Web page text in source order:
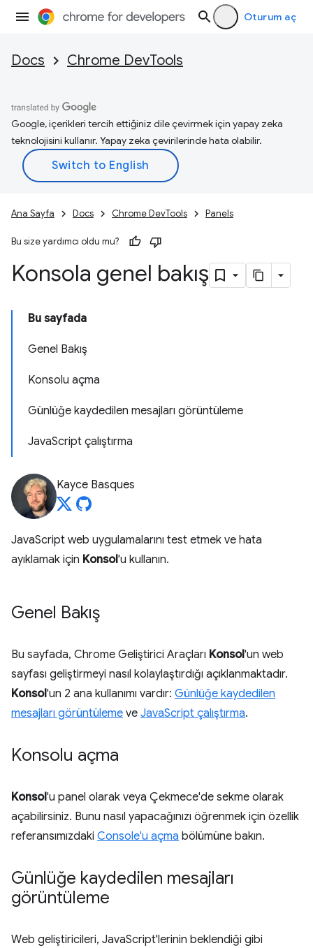
Oturum aç
Docs Chrome DevTools
Google, içerikleri tercih ettiğiniz dile çevirmek için yapay zeka
teknolojisini kullanır. Yapay zeka çevirilerinde hata olabilir.
Ana Sayfa Docs Chrome DevTools Panels
Bu size yardımcı oldu mu?
Konsola genel bakış
Bu sayfada
Genel Bakış
Konsolu açma
Günlüğe kaydedilen mesajları görüntüleme
JavaScript çalıştırma
Kayce Basques
JavaScript web uygulamalarını test etmek ve hata
ayıklamak için Konsol'u kullanın.
Genel Bakış
Bu sayfada, Chrome Geliştirici Araçları Konsol'un web
sayfası geliştirmeyi nasıl kolaylaştırdığı açıklanmaktadır.
Konsol'un 2 ana kullanımı vardır: Günlüğe kaydedilen
mesajları görüntüleme ve JavaScript çalıştırma.
Konsolu açma
Konsol'u panel olarak veya Çekmece'de sekme olarak
açabilirsiniz. Bunu nasıl yapacağınızı öğrenmek için özellik
referansımızdaki Console'u açma bölümüne bakın.
Günlüğe kaydedilen mesajları
görüntüleme
Web geliştiricileri, JavaScript'lerinin beklendiği gibi